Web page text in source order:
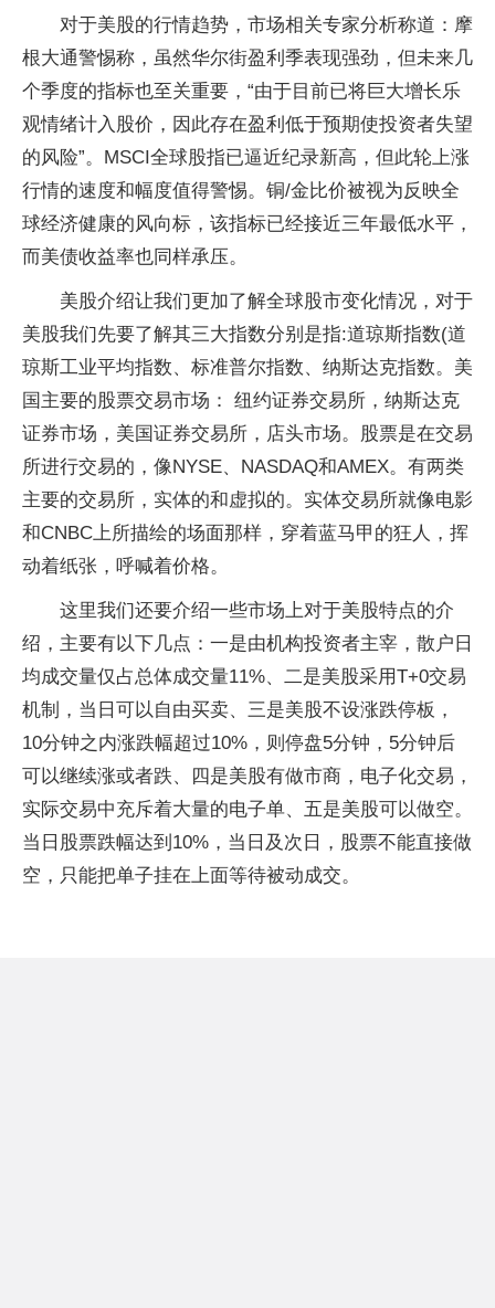
对于美股的行情趋势，市场相关专家分析称道：摩
根大通警惕称，虽然华尔街盈利季表现强劲，但未来几
个季度的指标也至关重要，“由于目前已将巨大增长乐
观情绪计入股价，因此存在盈利低于预期使投资者失望
的风险”。MSCI全球股指已逼近纪录新高，但此轮上涨
行情的速度和幅度值得警惕。铜/金比价被视为反映全
球经济健康的风向标，该指标已经接近三年最低水平，
而美债收益率也同样承压。
美股介绍让我们更加了解全球股市变化情况，对于
美股我们先要了解其三大指数分别是指:道琼斯指数(道
琼斯工业平均指数、标准普尔指数、纳斯达克指数。美
国主要的股票交易市场： 纽约证券交易所，纳斯达克
证券市场，美国证券交易所，店头市场。股票是在交易
所进行交易的，像NYSE、NASDAQ和AMEX。有两类
主要的交易所，实体的和虚拟的。实体交易所就像电影
和CNBC上所描绘的场面那样，穿着蓝马甲的狂人，挥
动着纸张，呼喊着价格。
这里我们还要介绍一些市场上对于美股特点的介
绍，主要有以下几点：一是由机构投资者主宰，散户日
均成交量仅占总体成交量11%、二是美股采用T+0交易
机制，当日可以自由买卖、三是美股不设涨跌停板，
10分钟之内涨跌幅超过10%，则停盘5分钟，5分钟后
可以继续涨或者跌、四是美股有做市商，电子化交易，
实际交易中充斥着大量的电子单、五是美股可以做空。
当日股票跌幅达到10%，当日及次日，股票不能直接做
空，只能把单子挂在上面等待被动成交。